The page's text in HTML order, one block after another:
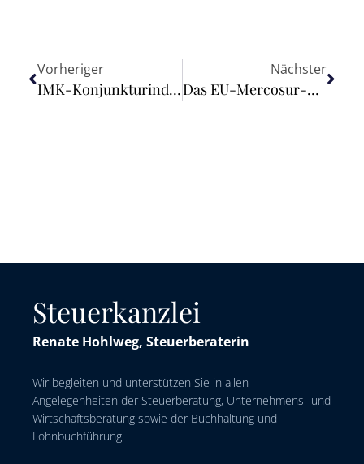
Vorheriger
IMK-Konjunkturindikator trübt sich spürbar ein – Empfehlung für abwartende Geldpolitik
Nächster
Das EU-Mercosur-Abkommen – Gamechanger für die Lieferkettendiversifizierung in Lateinamerika
Steuerkanzlei
Renate Hohlweg, Steuerberaterin
Wir begleiten und unterstützen Sie in allen
Angelegenheiten der Steuerberatung, Unternehmens- und
Wirtschaftsberatung sowie der Buchhaltung und
Lohnbuchführung.